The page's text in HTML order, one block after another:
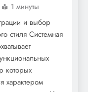
1 минуты
и выбор
стиля Системная
которых
характером